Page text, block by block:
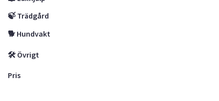
🍃 Trädgård
🐕 Hundvakt
🛠 Övrigt
Pris